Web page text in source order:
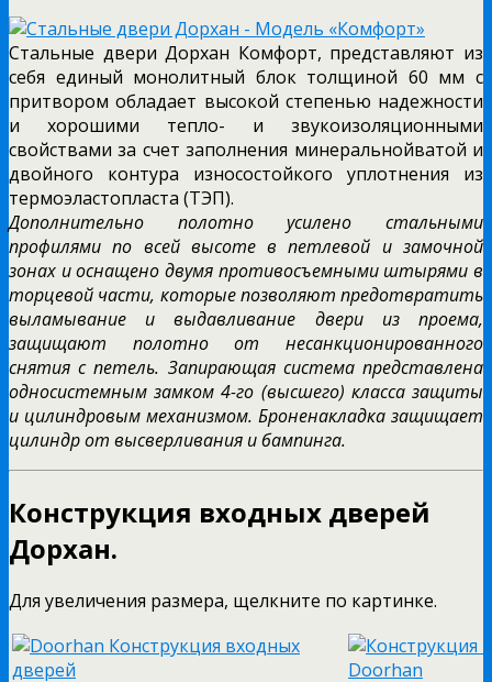
Стальные двери Дорхан Комфорт, представляют из
себя единый монолитный блок толщиной 60 мм с
притвором обладает высокой степенью надежности
и хорошими тепло- и звукоизоляционными
свойствами за счет заполнения минеральнойватой и
двойного контура износостойкого уплотнения из
термоэластопласта (ТЭП).
Дополнительно полотно усилено стальными
профилями по всей высоте в петлевой и замочной
зонах и оснащено двумя противосъемными штырями в
торцевой части, которые позволяют предотвратить
выламывание и выдавливание двери из проема,
защищают полотно от несанкционированного
снятия с петель. Запирающая система представлена
односистемным замком 4-го (высшего) класса защиты
и цилиндровым механизмом. Броненакладка защищает
цилиндр от высверливания и бампинга.
Конструкция входных дверей
Дорхан.
Для увеличения размера, щелкните по картинке.